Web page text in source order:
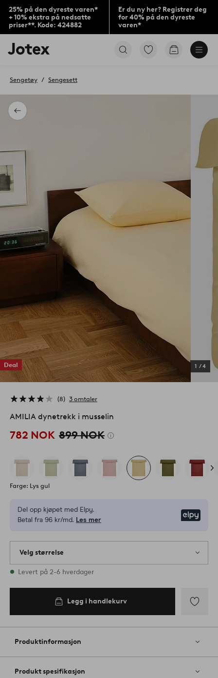
25% på den dyreste varen*
+ 10% ekstra på nedsatte
priser**. Kode: 424882
Er du ny her? Registrer deg
for 40% på den dyreste
varen*
Jotex’
logo
til
Gå
Gå
Tilbake
Sengetøy Sengesett
Deal 1 /4
8 3 omtaler
AMILIA dynetrekk i musselin
782 NOK 899 NOK
Farge: Lys gul
Del opp kjøpet med Elpy.
Betal fra 96 kr/md. Les mer
Velg størrelse
1 størrelser finnes på lager
Levert på 2-6 hverdager
Legg i handlekurv
til
Produktinformasjon
Produkt spesifikasjon